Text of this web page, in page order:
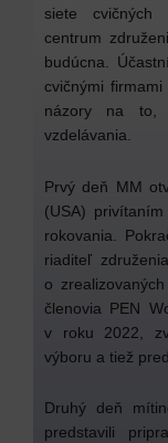
siete cvičných
centrum
budúcna.
cvičnými
názory na to,
vzdelávania.
Prvý deň MM
(USA)
rokovania.
riaditeľ
o
členovia PEN
v roku 2022,
výboru a tiež
Druhý deň
predstavili